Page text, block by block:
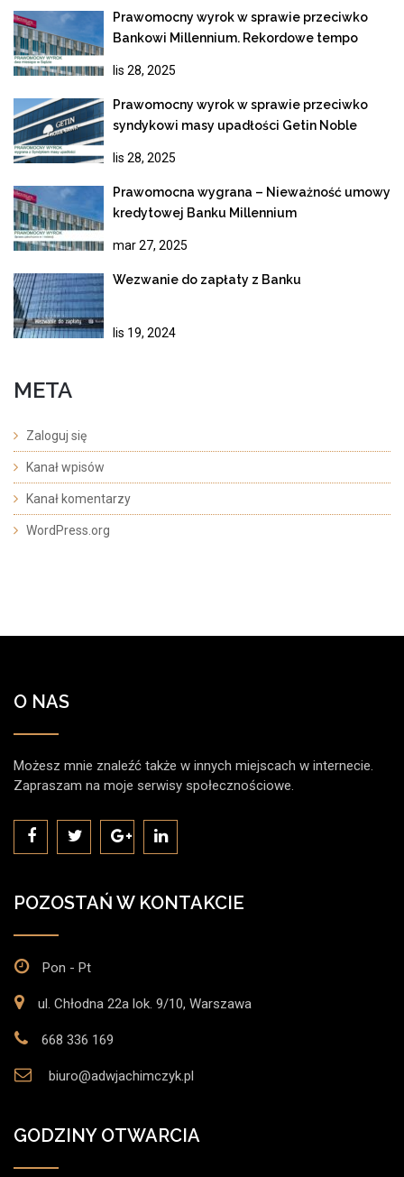
Prawomocny wyrok w sprawie przeciwko
Bankowi Millennium. Rekordowe tempo
lis 28, 2025
Prawomocny wyrok w sprawie przeciwko
syndykowi masy upadłości Getin Noble
lis 28, 2025
Prawomocna wygrana – Nieważność umowy
kredytowej Banku Millennium
mar 27, 2025
Wezwanie do zapłaty z Banku
lis 19, 2024
META
Zaloguj się
Kanał wpisów
Kanał komentarzy
WordPress.org
O NAS
Możesz mnie znaleźć także w innych miejscach w internecie.
Zapraszam na moje serwisy społecznościowe.
POZOSTAŃ W KONTAKCIE
Pon - Pt
ul. Chłodna 22a lok. 9/10, Warszawa
668 336 169
biuro@adwjachimczyk.pl
GODZINY OTWARCIA